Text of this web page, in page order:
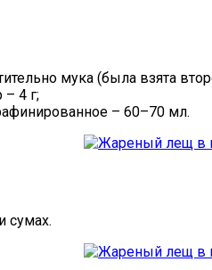
мука (была взята
– 4 г;
– 60–70 мл.
сумах.